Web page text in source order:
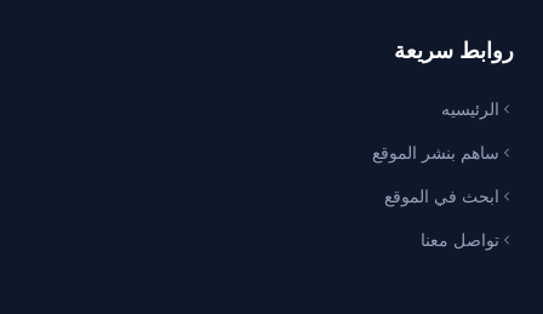
روابط سريعة
الرئيسيه
ساهم بنشر الموقع
ابحث في الموقع
تواصل معنا